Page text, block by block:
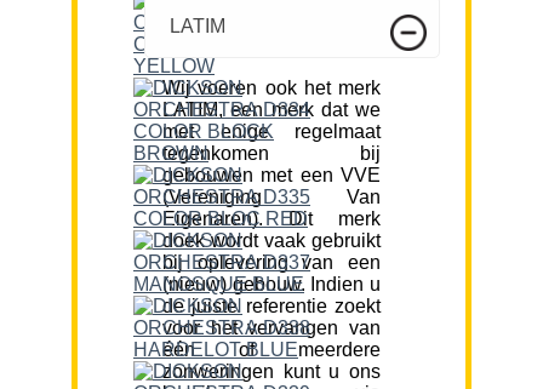
LATIM
Wij voeren ook het merk
LATIM, een merk dat we
met enige regelmaat
tegenkomen bij
gebouwen met een VVE
(Vereniging Van
Eigenaren). Dit merk
doek wordt vaak gebruikt
bij oplevering van een
(nieuw) gebouw. Indien u
de juiste referentie zoekt
voor het vervangen van
één of meerdere
zonweringen kunt u ons